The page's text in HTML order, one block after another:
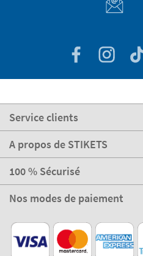
Service clients
A propos de STIKETS
100 % Sécurisé
Nos modes de paiement